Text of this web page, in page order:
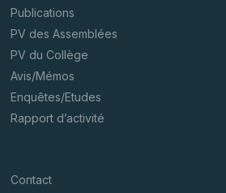
Publications
PV des Assemblées
PV du Collège
Avis/Mémos
Enquêtes/Etudes
Rapport d’activité
Contact